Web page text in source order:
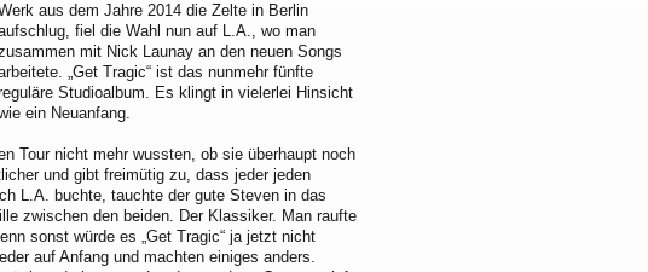
aus dem Jahre 2014 die Zelte in Berlin
fiel die Wahl nun auf L.A., wo man
mit Nick Launay an den neuen Songs
„Get Tragic“ ist das nunmehr fünfte
Studioalbum. Es klingt in vielerlei Hinsicht
ein Neuanfang.
Tour nicht mehr wussten, ob sie überhaupt noch
und gibt freimütig zu, dass jeder jeden
L.A. buchte, tauchte der gute Steven in das
zwischen den beiden. Der Klassiker. Man raufte
sonst würde es „Get Tragic“ ja jetzt nicht
auf Anfang und machten einiges anders.